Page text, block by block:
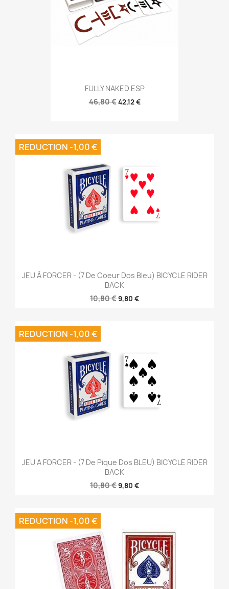
FULLY NAKED ESP
46,80 €42,12 €
JEU À FORCER - (7 De Coeur Dos Bleu) BICYCLE RIDER
BACK
10,80 €9,80 €
REDUCTION -1,00 €
JEU A FORCER - (7 De Pique Dos BLEU) BICYCLE RIDER
BACK
10,80 €9,80 €
REDUCTION -1,00 €
REDUCTION -1,00 €